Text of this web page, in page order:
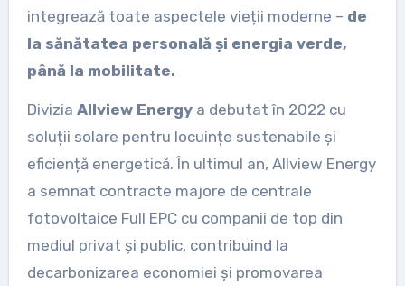
integrează toate aspectele vieții moderne – de
la sănătatea personală și energia verde,
până la mobilitate.
Divizia Allview Energy a debutat în 2022 cu
soluții solare pentru locuințe sustenabile și
eficiență energetică. În ultimul an, Allview Energy
a semnat contracte majore de centrale
fotovoltaice Full EPC cu companii de top din
mediul privat și public, contribuind la
decarbonizarea economiei și promovarea